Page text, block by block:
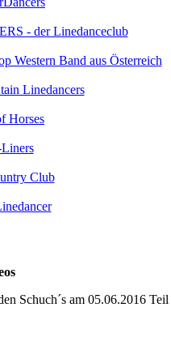
Schuch´s am 05.06.2016 Teil